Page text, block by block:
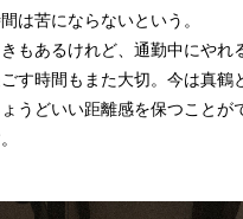
は苦にならないという。
きもあるけれど、通勤中にやれ
す時間もまた大切。今は真鶴
うどいい距離感を保つことが